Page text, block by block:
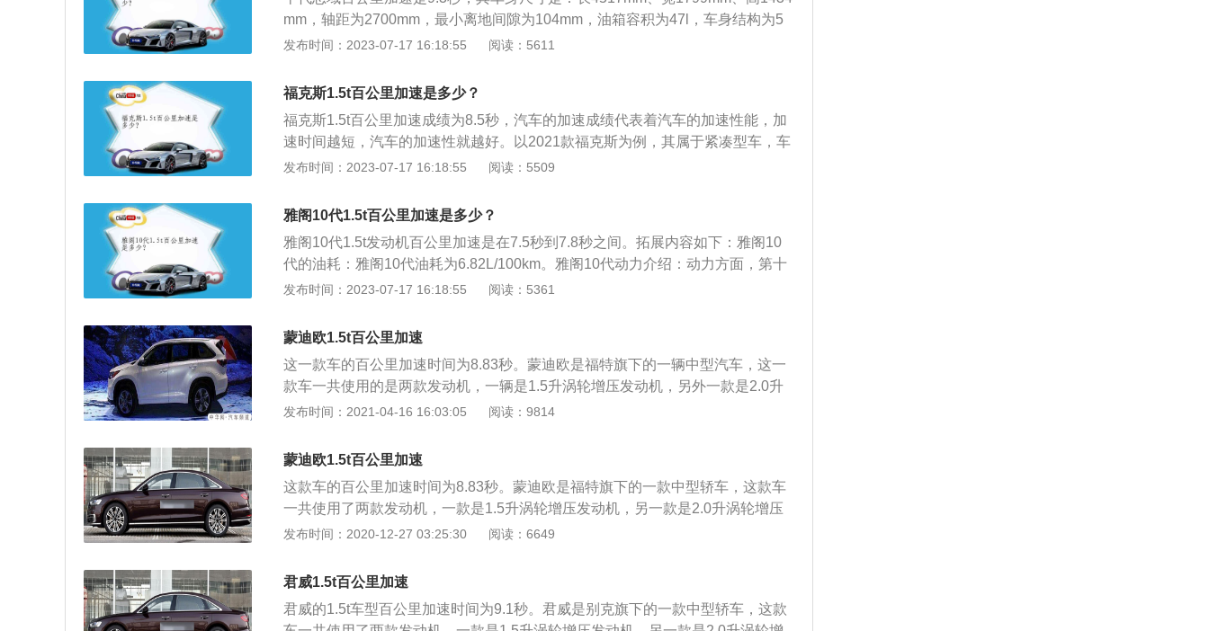
速箱是无级变速箱(CVT)。推重比：马力与汽车重量的关系称之为推重比（单位
是Hp/T），推重比越大，加速越快。本田思域1.5t推重比为132.84Hp/T，百公里
加速时间为5.9秒。
mm，轴距为2700mm，最小离地间隙为104mm，油箱容积为47l，车身结构为5
门5座两厢车。十代思域搭载了1.5t涡轮增压发动机，最大功率是130kw，最大扭
独立悬架，后悬架类型是多连杆式独立悬架。
发布时间：2023-07-17 16:18:55 阅读：5611
福克斯1.5t百公里加速是多少？
福克斯1.5t百公里加速成绩为8.5秒，汽车的加速成绩代表着汽车的加速性能，加
速时间越短，汽车的加速性就越好。以2021款福克斯为例，其属于紧凑型车，车
身尺寸是：长4647mm、宽1810mm、高1468mm，轴距为2705mm，油箱容积为
是122ps，最大功率是90kw，最大扭矩是153nm，与其匹配的是6挡手动变速
箱。
发布时间：2023-07-17 16:18:55 阅读：5509
雅阁10代1.5t百公里加速是多少？
雅阁10代1.5t发动机百公里加速是在7.5秒到7.8秒之间。拓展内容如下：雅阁10
代的油耗：雅阁10代油耗为6.82L/100km。雅阁10代动力介绍：动力方面，第十
代雅阁搭载1.5T直列4缸的发动机，它的最高扭矩达到260N·m，最大功功率达到
样的动力，能够满足大多数消费群体。如果车主想要享受小幅度的速度与激情，
十代雅阁一样不会掉链子。
发布时间：2023-07-17 16:18:55 阅读：5361
蒙迪欧1.5t百公里加速
这一款车的百公里加速时间为8.83秒。蒙迪欧是福特旗下的一辆中型汽车，这一
款车一共使用的是两款发动机，一辆是1.5升涡轮增压发动机，另外一款是2.0升
涡轮增压发动机。蒙迪欧的长宽高分别是4873毫米（mm），1852毫米（m
动机具有182马力和243牛米的最大扭矩，这款发动机的最大功率转速为6000转
每分钟，最大扭矩转速为1750到4500转每分钟。这款发动机配备了缸内直喷技
术，而且使用的是铝合金缸盖缸体。 与这款发动机匹配的是6at变速器。 2.0升涡
轮增压发动机具有207马力和354牛米的最大扭矩，这款发动机的最大功率转速为
5000转每分钟，最大扭矩转速为1850到4000转每分钟。这款发动机配备了缸内
使用6at变速器可以提高汽车的换挡平顺性和燃油合理性。 蒙迪欧的前悬架使用
的是麦弗逊独立悬架，后悬架使用的是多连杆独立悬架。 多连杆悬架可以提高汽
车的乘座舒适性和操控性。 多连杆悬架是一种基于双叉臂悬架改进而来的产品。
发布时间：2021-04-16 16:03:05 阅读：9814
蒙迪欧1.5t百公里加速
这款车的百公里加速时间为8.83秒。蒙迪欧是福特旗下的一款中型轿车，这款车
一共使用了两款发动机，一款是1.5升涡轮增压发动机，另一款是2.0升涡轮增压
发动机。蒙迪欧的长宽高分别是4873毫米，1852毫米，1470毫米，轴距为2850
发动机的最大功率转速为6000转每分钟，最大扭矩转速为1750到4500转每分
钟。这款发动机搭载了缸内直喷技术，并且使用了铝合金缸盖缸体。与这款发动
机匹配的是6at变速箱。2.0升涡轮增压发动机拥有207马力和354牛米的最大扭
发布时间：2020-12-27 03:25:30 阅读：6649
君威1.5t百公里加速
君威的1.5t车型百公里加速时间为9.1秒。君威是别克旗下的一款中型轿车，这款